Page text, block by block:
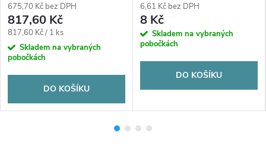
675,70 Kč bez DPH
817,60 Kč
Měrná
cena:
817,60 Kč / 1 ks
Skladem na vybraných
pobočkách
DO KOŠÍKU
6,61 Kč bez DPH
8 Kč
Skladem na vybraných
pobočkách
DO KOŠÍKU